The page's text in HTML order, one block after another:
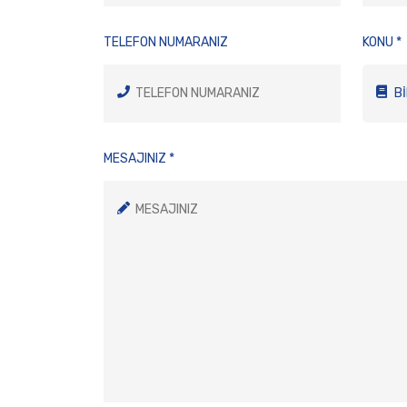
TELEFON NUMARANIZ KONU *
MESAJINIZ *